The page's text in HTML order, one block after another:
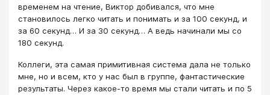
временем на чтение, Виктор добивался, что мне
становилось легко читать и понимать и за 100 секунд, и
за 60 секунд… И за 30 секунд… А ведь начинали мы со
180 секунд.
Коллеги, эта самая примитивная система дала не только
мне, но и всем, кто у нас был в группе, фантастические
результаты. Через какое-то время мы стали читать и по 5